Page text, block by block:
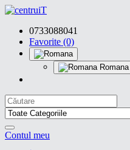
0733088041
Favorite (0)
Romana
Contul meu